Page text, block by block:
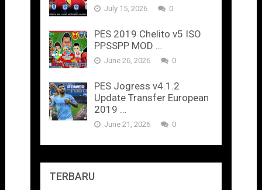
July 15, 2026 0
PES 2019 Chelito v5 ISO
PPSSPP MOD …
June 26, 2026 0
PES Jogress v4.1.2
Update Transfer European
2019 …
June 21, 2026 0
TERBARU